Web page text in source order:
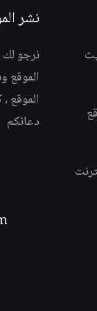
نشر
نرجو لك
الموقع
الموقع
دعائكم